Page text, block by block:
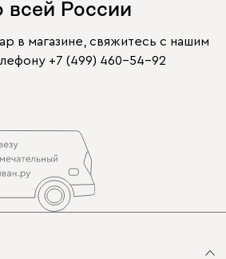
всей России
в магазине, свяжитесь с нашим
+7 (499) 460-54-92